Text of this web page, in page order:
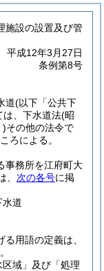
施設の設置及び管
平成12年3月27日
条例第8号
道(以下「公共下
は、下水道法(昭
)その他の法令で
ろによる。
事務所を江府町大
次の各号に掲
道
る用語の定義は、
区域」及び「処理